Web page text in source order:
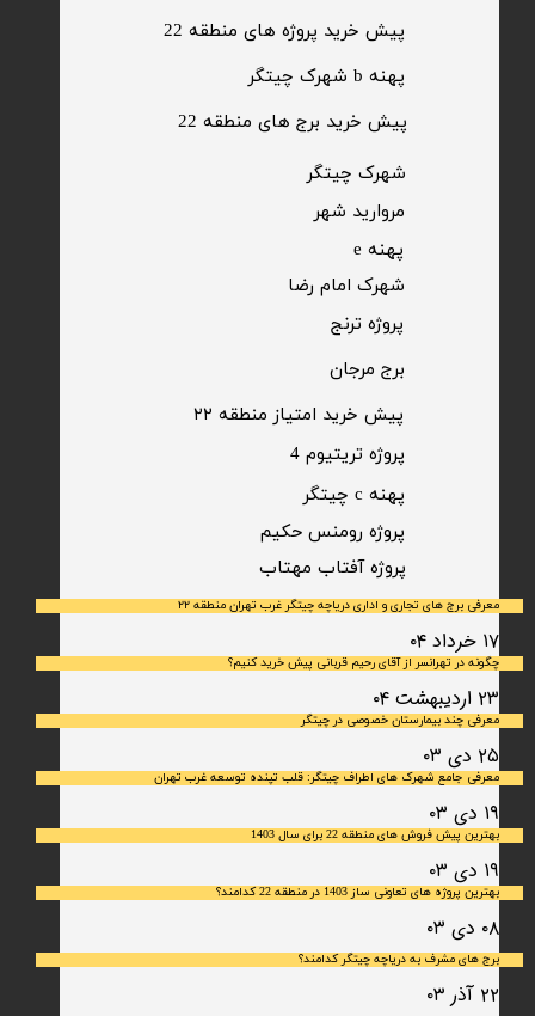
پیش خرید برج های منطقه 22
پهنه b شهرک چیتگر
پیش خرید پروژه های منطقه 22
​پروژه ترنج
​شهرک چیتگر
مروارید شهر​​​​​​​
شهرک امام رضا
پهنه e
برج مرجان
معرفی برج های تجاری و اداری دریاچه چیتگر غرب تهران منطقه ۲۲
۱۷ خرداد ۰۴
چگونه در تهرانسر از آقای رحیم قربانی پیش خرید کنیم؟
۲۳ اردیبهشت ۰۴
معرفی چند بیمارستان خصوصی در چیتگر
۲۵ دی ۰۳
معرفی جامع شهرک‌ های اطراف چیتگر: قلب تپنده توسعه غرب تهران
۱۹ دی ۰۳
بهترین پیش فروش های منطقه 22 برای سال 1403
۱۹ دی ۰۳
بهترین پروژه های تعاونی ساز 1403 در منطقه 22 کدامند؟
۰۸ دی ۰۳
برج های مشرف به دریاچه چیتگر کدامند؟
۲۲ آذر ۰۳
پیش خرید امتیاز منطقه ۲۲​​​​​​​
​پروژه آفتاب مهتاب
پروژه رومنس حکیم
پهنه c چیتگر
پروژه تریتیوم 4